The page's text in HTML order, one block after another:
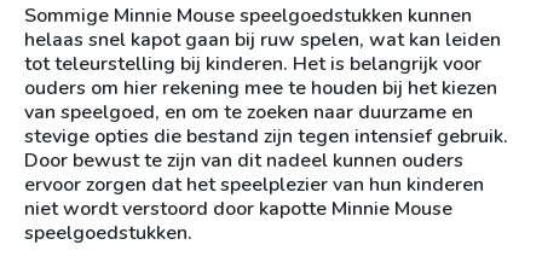
Sommige Minnie Mouse speelgoedstukken kunnen
helaas snel kapot gaan bij ruw spelen, wat kan leiden
tot teleurstelling bij kinderen. Het is belangrijk voor
ouders om hier rekening mee te houden bij het kiezen
van speelgoed, en om te zoeken naar duurzame en
stevige opties die bestand zijn tegen intensief gebruik.
Door bewust te zijn van dit nadeel kunnen ouders
ervoor zorgen dat het speelplezier van hun kinderen
niet wordt verstoord door kapotte Minnie Mouse
speelgoedstukken.